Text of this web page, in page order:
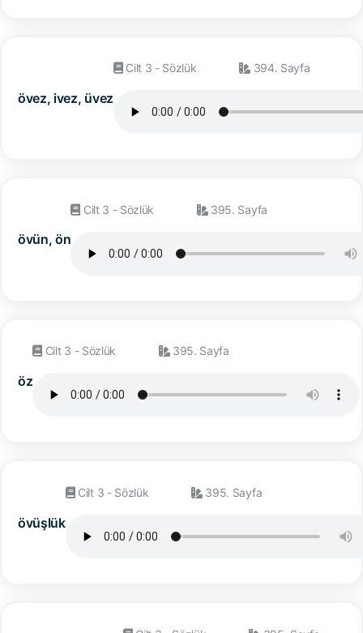
övez, ivez, üvez
Cilt 3 - Sözlük 394. Sayfa
övün, ön
Cilt 3 - Sözlük 395. Sayfa
öz
Cilt 3 - Sözlük 395. Sayfa
övüşlük
Cilt 3 - Sözlük 395. Sayfa